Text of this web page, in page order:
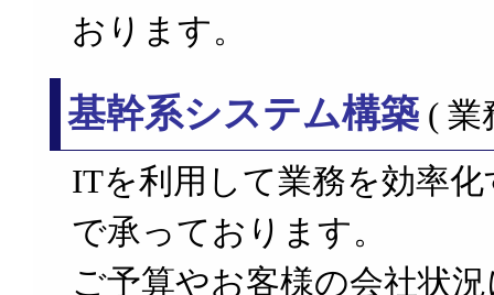
おります。
基幹系システム構築 ( 業
ITを利用して業務を効率
で承っております。
ご予算やお客様の会社状